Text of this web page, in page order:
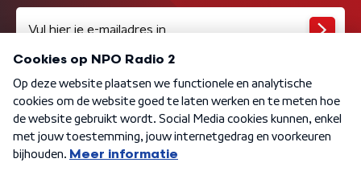
Algemene voorwaarden